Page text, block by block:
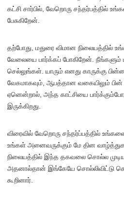
கட்சி சார்பில், வேறொரு சந்தர்பத்தில்
பேசுகிறேன்.
தற்போது, மதுரை விமான நிலையத்தில்
வேலையை பார்க்கப் போகிறேன். நீங்களும்
செல்லுங்கள். யாரும் எனது காருக்கு
வேகமாகவும், ஆபத்தான வகையிலும்
ஏனென்றால், அந்த காட்சியை
இருக்கிறது.
விரைவில் வேறொரு சந்தர்ப்பத்தில் உங்களை
உங்கள் அனைவருக்கும் மே தின
நிலையத்தில் இந்த தகவலை சொல்ல
அதனால்தான் இங்கேயே சொல்லிவிட்டு
கூறினார்.